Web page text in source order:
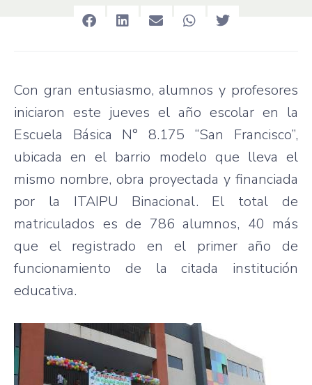
Con gran entusiasmo, alumnos y profesores
iniciaron este jueves el año escolar en la
Escuela Básica N° 8.175 “San Francisco”,
ubicada en el barrio modelo que lleva el
mismo nombre, obra proyectada y financiada
por la ITAIPU Binacional. El total de
matriculados es de 786 alumnos, 40 más
que el registrado en el primer año de
funcionamiento de la citada institución
educativa.